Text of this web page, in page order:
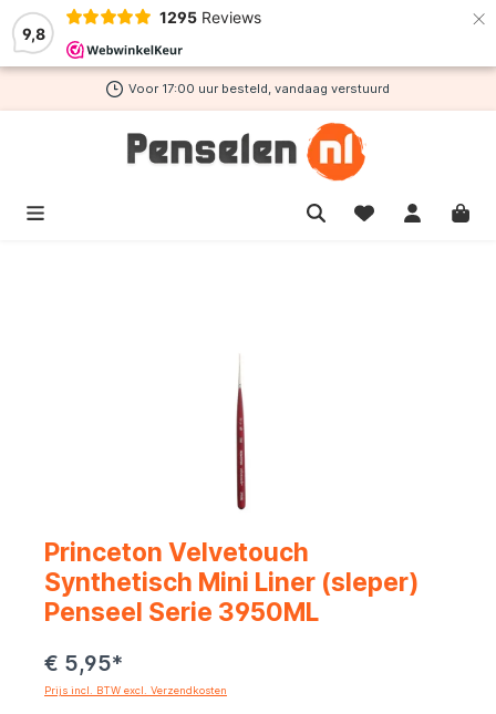
9,8
1295 Reviews ×
hoofdinhoud
Voor 17:00 uur besteld, vandaag verstuurd
Princeton Velvetouch
Synthetisch Mini Liner (sleper)
Penseel Serie 3950ML
€ 5,95*
Prijs incl. BTW excl. Verzendkosten